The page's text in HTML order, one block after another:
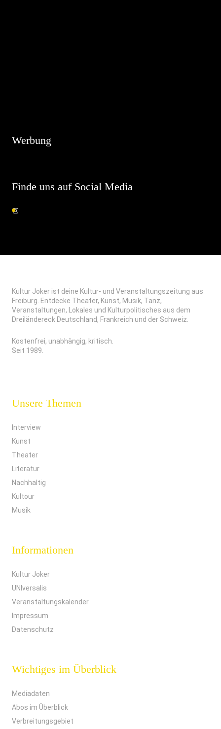
Werbung
Finde uns auf Social Media
Kultur Joker ist deine Kultur- und Veranstaltungszeitung aus
Freiburg. Entdecke Theater, Kunst, Musik, Tanz,
Veranstaltungen, Lokales und Kulturpolitisches aus dem
Dreiländereck Deutschland, Frankreich und der Schweiz.
Kostenfrei, unabhängig, kritisch.
Seit 1989.
Unsere Themen
Interview
Kunst
Theater
Literatur
Nachhaltig
Kultour
Musik
Informationen
Kultur Joker
UNIversalis
Veranstaltungskalender
Impressum
Datenschutz
Wichtiges im Überblick
Mediadaten
Abos im Überblick
Verbreitungsgebiet